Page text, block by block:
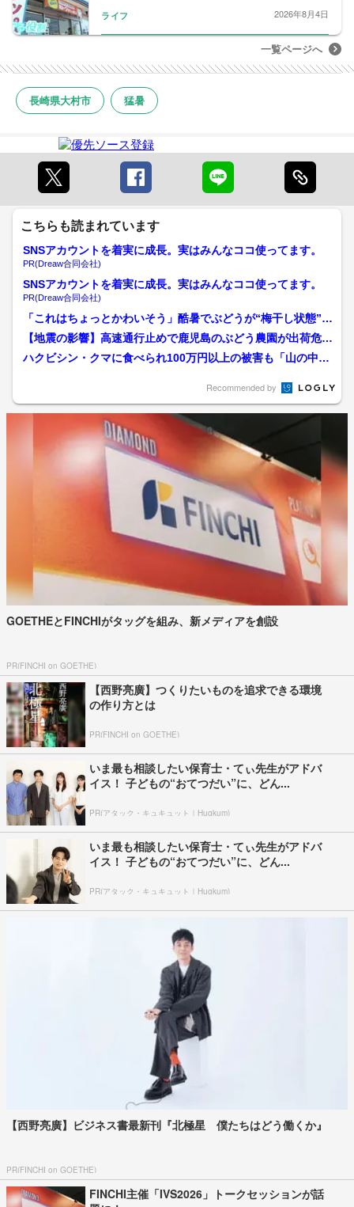
ライフ 2026年8月4日
一覧ページへ
長崎県大村市 猛暑
こちらも読まれています
SNSアカウントを着実に成長。実はみんなココ使ってます。
PR(Dreaw合同会社)
SNSアカウントを着実に成長。実はみんなココ使ってます。
PR(Dreaw合同会社)
「これはちょっとかわいそう」酷暑でぶどうが“梅干し状態”の
シワシワで秋のフルーツ...
【地震の影響】高速通行止めで鹿児島のぶどう農園が出荷危
機 「一番おいしい時に届け...
ハクビシン・クマに食べられ100万円以上の被害も「山の中の
Recommended by
GOETHEとFINCHIがタッグを組み、新メディアを創設
PR(FINCHI on GOETHE)
【西野亮廣】つくりたいものを追求できる環境
の作り方とは
PR(FINCHI on GOETHE)
いま最も相談したい保育士・てぃ先生がアドバ
イス！ 子どもの“おてつだい”に、どん...
PR(アタック・キュキュット｜Hugkum)
いま最も相談したい保育士・てぃ先生がアドバ
イス！ 子どもの“おてつだい”に、どん...
PR(アタック・キュキュット｜Hugkum)
【西野亮廣】ビジネス書最新刊『北極星 僕たちはどう働くか』
PR(FINCHI on GOETHE)
FINCHI主催「IVS2026」トークセッションが話